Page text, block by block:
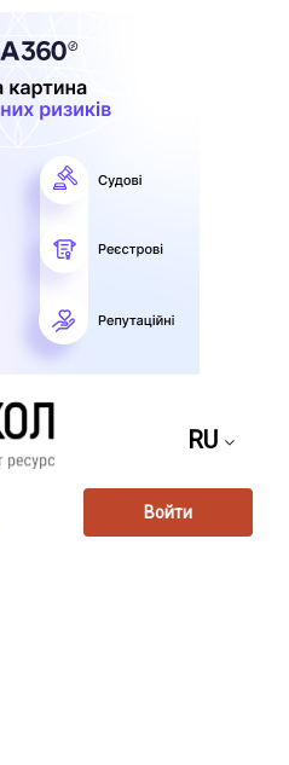
RU
Войти